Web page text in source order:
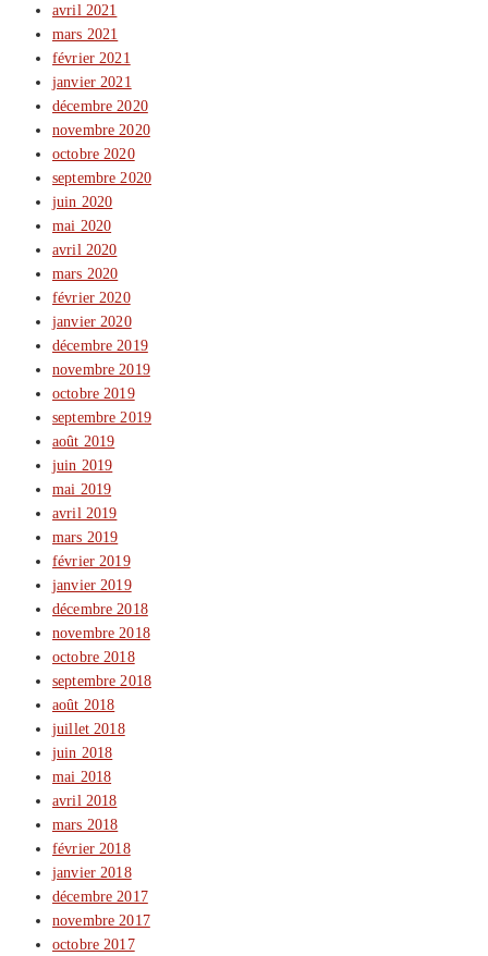
avril 2021
mars 2021
février 2021
janvier 2021
décembre 2020
novembre 2020
octobre 2020
septembre 2020
juin 2020
mai 2020
avril 2020
mars 2020
février 2020
janvier 2020
décembre 2019
novembre 2019
octobre 2019
septembre 2019
août 2019
juin 2019
mai 2019
avril 2019
mars 2019
février 2019
janvier 2019
décembre 2018
novembre 2018
octobre 2018
septembre 2018
août 2018
juillet 2018
juin 2018
mai 2018
avril 2018
mars 2018
février 2018
janvier 2018
décembre 2017
novembre 2017
octobre 2017